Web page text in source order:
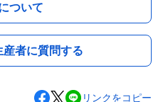
ついて
者に質問する
リンクをコピー